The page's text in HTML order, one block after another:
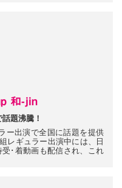
和-jin
題沸騰！
ー出演で全国に話題を提供
レギュラー出演中には、日
･着動画も配信され、これ